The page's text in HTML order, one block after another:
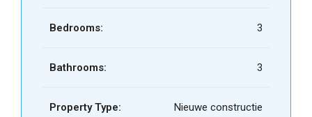
Bedrooms: 3
Bathrooms: 3
Property Type: Nieuwe constructie